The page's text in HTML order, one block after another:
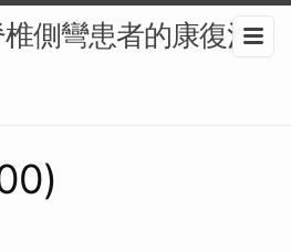
側彎患者的康復治